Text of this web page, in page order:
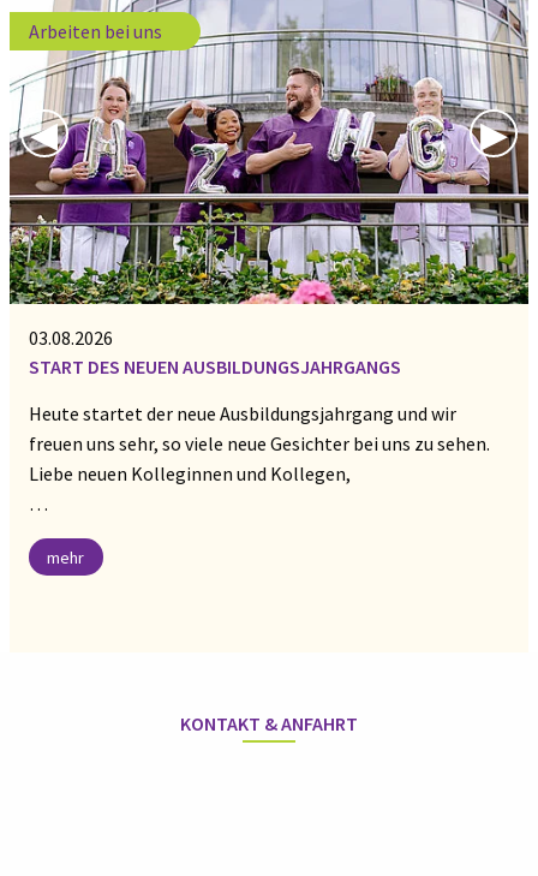
Previous Slide
◀︎ ▶︎
Arbeiten bei uns
03.08.2026
START DES NEUEN AUSBILDUNGSJAHRGANGS
Heute startet der neue Ausbildungsjahrgang und wir
freuen uns sehr, so viele neue Gesichter bei uns zu sehen.
Liebe neuen Kolleginnen und Kollegen,
…
mehr
KONTAKT & ANFAHRT